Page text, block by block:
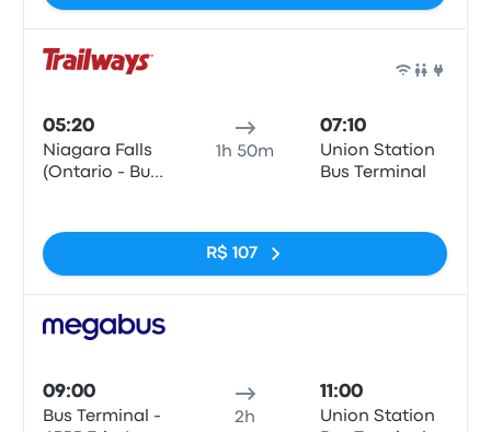
05:20
Niagara Falls
(Ontario - Bus
1h 50m
07:10
Union Station
Bus Terminal
R$ 107
09:00
Bus Terminal -
2h
11:00
Union Station